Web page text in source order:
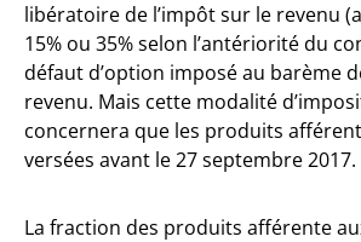
libératoire de l’impôt sur le revenu
15% ou 35% selon l’antériorité du
défaut d’option imposé au barème
revenu. Mais cette modalité
concernera que les produits
versées avant le 27 septembre 2017.
La fraction des produits afférente